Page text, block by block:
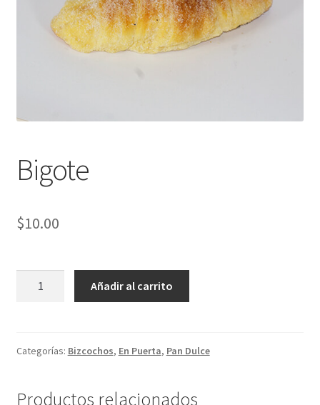
Reparto
Bigote
$10.00
Añadir al carrito
Categorías: Bizcochos, En Puerta, Pan Dulce
Productos relacionados